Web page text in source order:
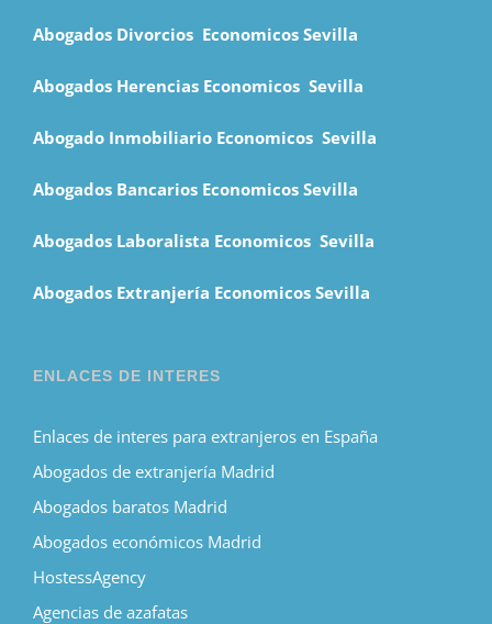
Abogados Divorcios Economicos Sevilla
Abogados Herencias Economicos Sevilla
Abogado Inmobiliario Economicos Sevilla
Abogados Bancarios Economicos Sevilla
Abogados Laboralista Economicos Sevilla
Abogados Extranjería Economicos Sevilla
ENLACES DE INTERES
Enlaces de interes para extranjeros en España
Abogados de extranjería Madrid
Abogados baratos Madrid
Abogados económicos Madrid
HostessAgency
Agencias de azafatas